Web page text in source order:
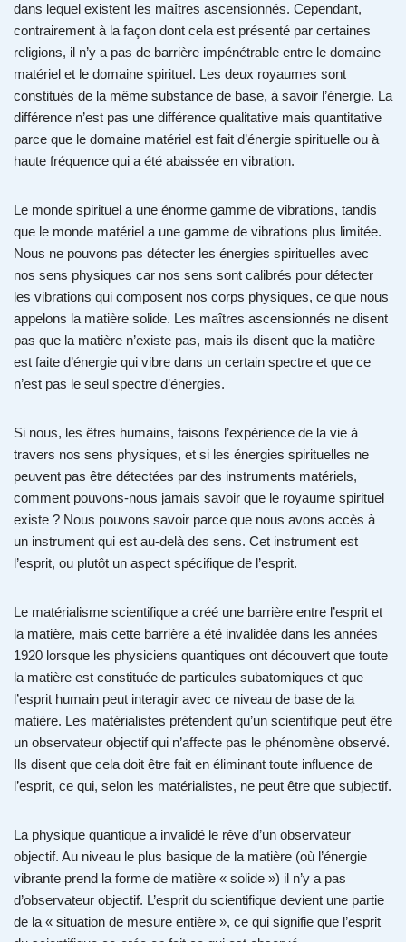
dans lequel existent les maîtres ascensionnés. Cependant,
contrairement à la façon dont cela est présenté par certaines
religions, il n’y a pas de barrière impénétrable entre le domaine
matériel et le domaine spirituel. Les deux royaumes sont
constitués de la même substance de base, à savoir l’énergie. La
différence n’est pas une différence qualitative mais quantitative
parce que le domaine matériel est fait d’énergie spirituelle ou à
haute fréquence qui a été abaissée en vibration.
Le monde spirituel a une énorme gamme de vibrations, tandis
que le monde matériel a une gamme de vibrations plus limitée.
Nous ne pouvons pas détecter les énergies spirituelles avec
nos sens physiques car nos sens sont calibrés pour détecter
les vibrations qui composent nos corps physiques, ce que nous
appelons la matière solide. Les maîtres ascensionnés ne disent
pas que la matière n’existe pas, mais ils disent que la matière
est faite d’énergie qui vibre dans un certain spectre et que ce
n’est pas le seul spectre d’énergies.
Si nous, les êtres humains, faisons l’expérience de la vie à
travers nos sens physiques, et si les énergies spirituelles ne
peuvent pas être détectées par des instruments matériels,
comment pouvons-nous jamais savoir que le royaume spirituel
existe ? Nous pouvons savoir parce que nous avons accès à
un instrument qui est au-delà des sens. Cet instrument est
l’esprit, ou plutôt un aspect spécifique de l’esprit.
Le matérialisme scientifique a créé une barrière entre l’esprit et
la matière, mais cette barrière a été invalidée dans les années
1920 lorsque les physiciens quantiques ont découvert que toute
la matière est constituée de particules subatomiques et que
l’esprit humain peut interagir avec ce niveau de base de la
matière. Les matérialistes prétendent qu’un scientifique peut être
un observateur objectif qui n’affecte pas le phénomène observé.
Ils disent que cela doit être fait en éliminant toute influence de
l’esprit, ce qui, selon les matérialistes, ne peut être que subjectif.
La physique quantique a invalidé le rêve d’un observateur
objectif. Au niveau le plus basique de la matière (où l’énergie
vibrante prend la forme de matière « solide ») il n’y a pas
d’observateur objectif. L’esprit du scientifique devient une partie
de la « situation de mesure entière », ce qui signifie que l’esprit